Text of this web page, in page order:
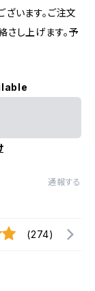
います。ご注文
し上げます。予
通報する
(274)